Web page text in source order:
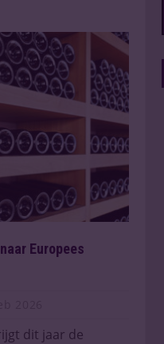
Europees
dit jaar de